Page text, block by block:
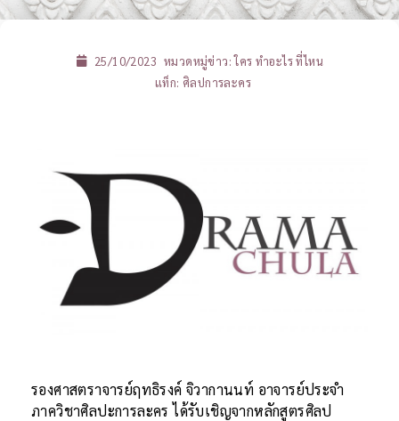
25/10/2023 หมวดหมู่ข่าว:ใคร ทำอะไร ที่ไหน
แท็ก: ศิลปการละคร
รองศาสตราจารย์ฤทธิรงค์ จิวากานนท์ อาจารย์ประจำ
ภาควิชาศิลปะการละคร ได้รับเชิญจากหลักสูตรศิลป